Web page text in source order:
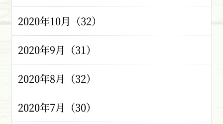
2020年10月（32）
2020年9月（31）
2020年8月（32）
2020年7月（30）